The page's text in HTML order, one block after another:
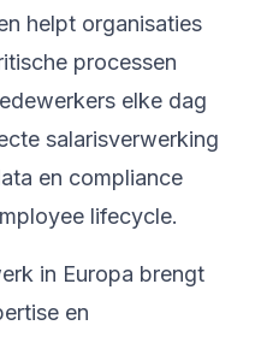
helpt organisaties
processen
elke dag
salarisverwerking
en compliance
lifecycle.
in Europa brengt
en